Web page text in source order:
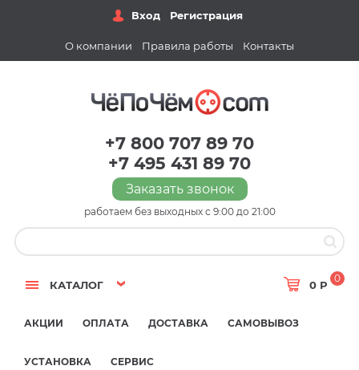
Вход Регистрация
О компании Правила работы Контакты
+7 800 707 89 70
+7 495 431 89 70
Заказать звонок
работаем без выходных с 9:00 до 21:00
КАТАЛОГ 0 Р
0
АКЦИИ ОПЛАТА ДОСТАВКА САМОВЫВОЗ
УСТАНОВКА СЕРВИС